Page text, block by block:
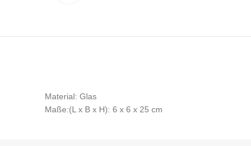
Material: Glas
Maße:(L x B x H): 6 x 6 x 25 cm